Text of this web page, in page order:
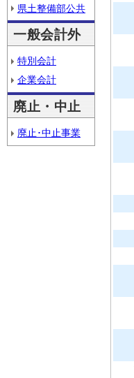
県土整備部公共
一般会計外
特別会計
企業会計
廃止・中止
廃止･中止事業